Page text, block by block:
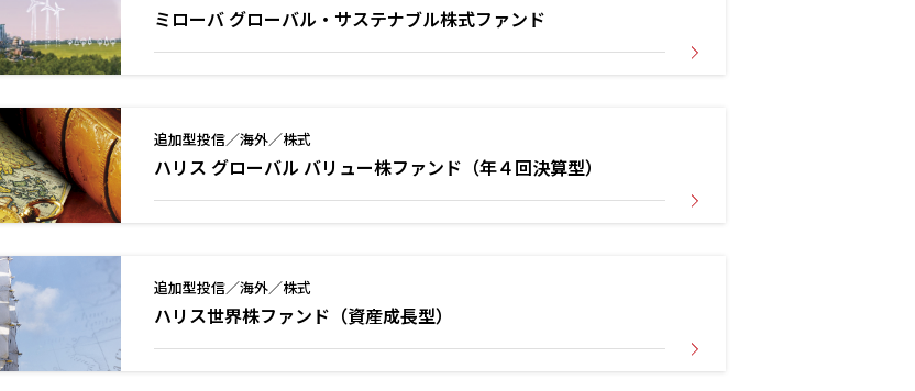
ミローバ グローバル・サステナブル株式ファンド
追加型投信／海外／株式
ハリス グローバル バリュー株ファンド（年４回決算型）
追加型投信／海外／株式
ハリス世界株ファンド（資産成長型）